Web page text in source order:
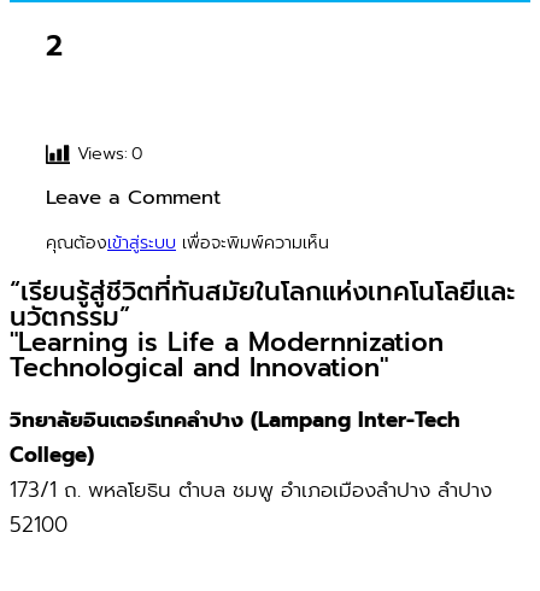
2
Views:0
Leave a Comment
คุณต้องเข้าสู่ระบบ เพื่อจะพิมพ์ความเห็น
“เรียนรู้สู่ชีวิตที่ทันสมัยในโลกแห่งเทคโนโลยีและ
นวัตกรรม”
"Learning is Life a Modernnization
Technological and Innovation"
วิทยาลัยอินเตอร์เทคลำปาง (Lampang Inter-Tech
College)
173/1 ถ. พหลโยธิน ตำบล ชมพู อำเภอเมืองลำปาง ลำปาง
52100